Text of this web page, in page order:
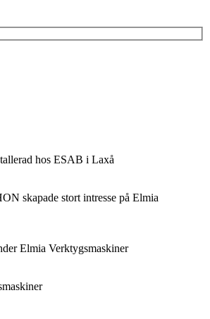
hos ESAB i Laxå
skapade stort intresse på Elmia
Elmia Verktygsmaskiner